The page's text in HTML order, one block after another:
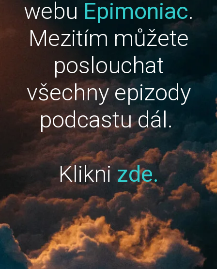
webu Epimoniac.
Mezitím můžete
poslouchat
všechny epizody
podcastu dál.
Kliknizde.